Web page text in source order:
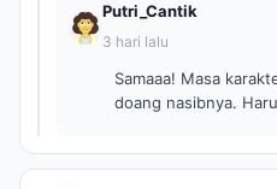
Putri_Cantik
3 hari lalu
Samaaa! Masa
doang nasibnya.